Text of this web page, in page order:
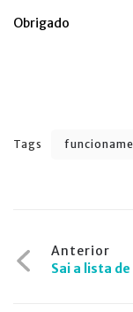
Obrigado
Tags
de
Anterior
Sai a lista de